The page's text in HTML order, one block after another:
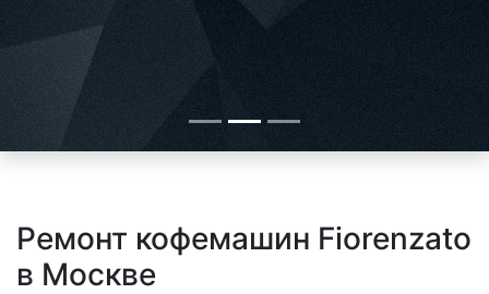
Ремонт кофемашин Fiorenzato
в Москве